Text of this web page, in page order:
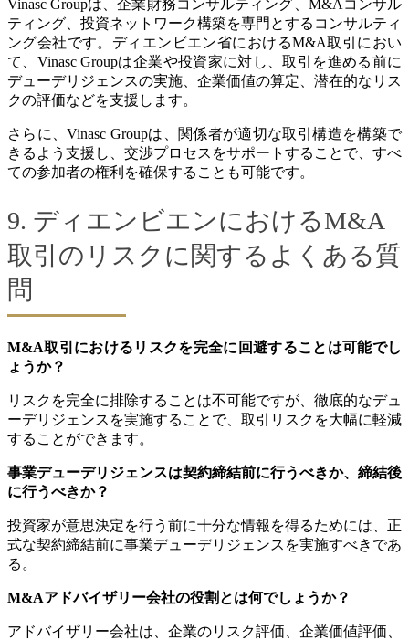
Vinasc Groupは、企業財務コンサルティング、M&Aコンサル
ティング、投資ネットワーク構築を専門とするコンサルティ
ング会社です。ディエンビエン省におけるM&A取引におい
て、Vinasc Groupは企業や投資家に対し、取引を進める前に
デューデリジェンスの実施、企業価値の算定、潜在的なリス
クの評価などを支援します。
さらに、Vinasc Groupは、関係者が適切な取引構造を構築で
きるよう支援し、交渉プロセスをサポートすることで、すべ
ての参加者の権利を確保することも可能です。
9. ディエンビエンにおけるM&A
取引のリスクに関するよくある質
問
M&A取引におけるリスクを完全に回避することは可能でし
ょうか？
リスクを完全に排除することは不可能ですが、徹底的なデュ
ーデリジェンスを実施することで、取引リスクを大幅に軽減
することができます。
事業デューデリジェンスは契約締結前に行うべきか、締結後
に行うべきか？
投資家が意思決定を行う前に十分な情報を得るためには、正
式な契約締結前に事業デューデリジェンスを実施すべきであ
る。
M&Aアドバイザリー会社の役割とは何でしょうか？
アドバイザリー会社は、企業のリスク評価、企業価値評価、